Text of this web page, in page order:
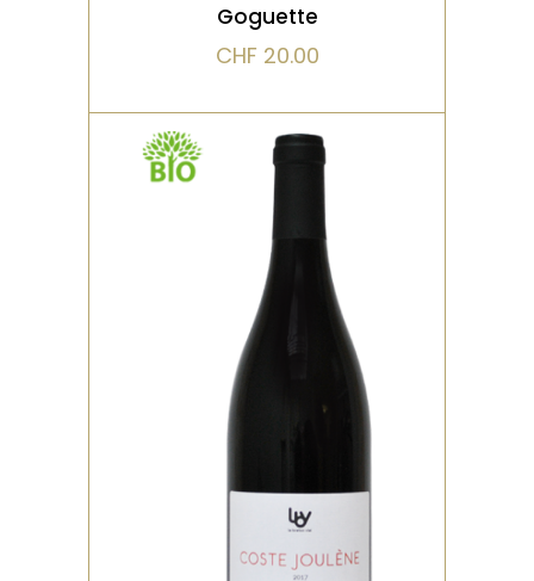
Goguette
CHF 20.00
ROUGE
Vendange manuelle, pré-
fermentaire à froid pendant